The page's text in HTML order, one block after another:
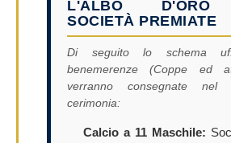
L'ALBO D'ORO
SOCIETÀ PREMIATE
Di seguito lo schema
benemerenze (Coppe ed
verranno consegnate nel
cerimonia:
Calcio a 11 Maschile: